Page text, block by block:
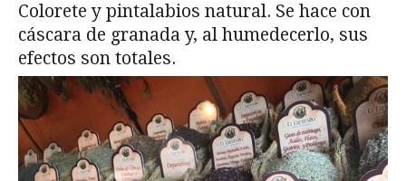
Colorete y pintalabios natural. Se hace con
cáscara de granada y, al humedecerlo, sus
efectos son totales.